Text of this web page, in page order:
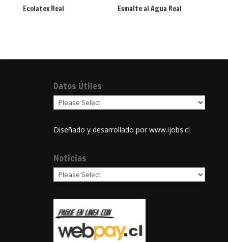
Ecolatex Real Esmalte al Agua Real
Datos Útiles
Diseñado y desarrollado por www.ijobs.cl
Noticias